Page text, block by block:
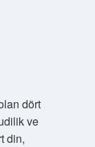
dört
ve
din,